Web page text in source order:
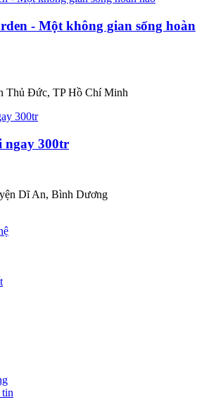
- Một không gian sống hoàn
Thủ Đức, TP Hồ Chí Minh
ngay 300tr
Dĩ An, Bình Dương
tin